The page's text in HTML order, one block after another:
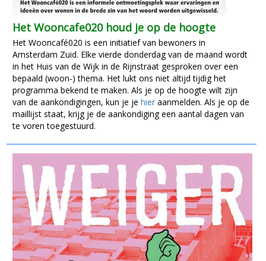
Het Wooncafe020 houd je op de hoogte
Het Wooncafé020 is een initiatief van bewoners in
Amsterdam Zuid. Elke vierde donderdag van de maand wordt
in het Huis van de Wijk in de Rijnstraat gesproken over een
bepaald (woon-) thema. Het lukt ons niet altijd tijdig het
programma bekend te maken. Als je op de hoogte wilt zijn
van de aankondigingen, kun je je hier aanmelden. Als je op de
maillijst staat, krijg je de aankondiging een aantal dagen van
te voren toegestuurd.